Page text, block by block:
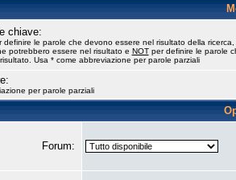
chiave:
definire le parole che devono essere nel risultato della ricerca,
potrebbero essere nel risultato e NOTper definire le parole
Usa * come abbreviazione per parole parziali
per parole parziali
Forum: